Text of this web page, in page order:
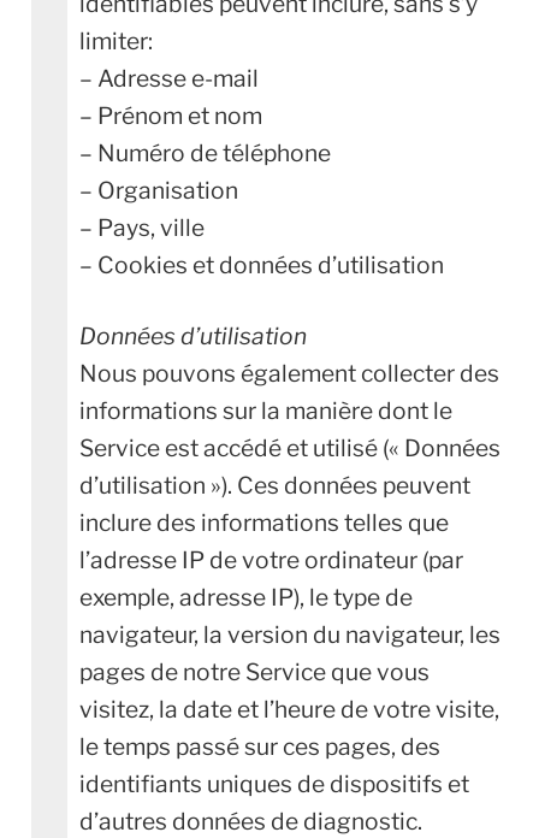
limiter:
– Adresse e-mail
– Prénom et nom
– Numéro de téléphone
– Organisation
– Pays, ville
– Cookies et données d’utilisation
Donnéesd’utilisation
Nous pouvons également collecter des
informations sur la manière dont le
Service est accédé et utilisé (« Données
d’utilisation »). Ces données peuvent
inclure des informations telles que
l’adresse IP de votre ordinateur (par
exemple, adresse IP), le type de
navigateur, la version du navigateur, les
pages de notre Service que vous
visitez, la date et l’heure de votre visite,
le temps passé sur ces pages, des
identifiants uniques de dispositifs et
d’autres données de diagnostic.